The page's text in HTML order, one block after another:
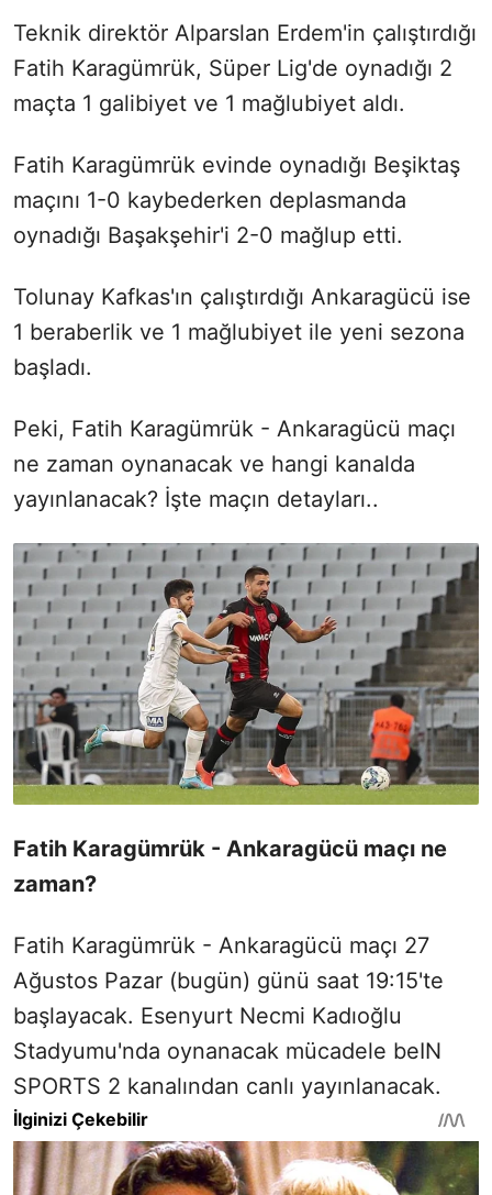
Teknik direktör Alparslan Erdem'in çalıştırdığı
Fatih Karagümrük, Süper Lig'de oynadığı 2
maçta 1 galibiyet ve 1 mağlubiyet aldı.
Fatih Karagümrük evinde oynadığı Beşiktaş
maçını 1-0 kaybederken deplasmanda
oynadığı Başakşehir'i 2-0 mağlup etti.
Tolunay Kafkas'ın çalıştırdığı Ankaragücü ise
1 beraberlik ve 1 mağlubiyet ile yeni sezona
başladı.
Peki, Fatih Karagümrük - Ankaragücü maçı
ne zaman oynanacak ve hangi kanalda
yayınlanacak? İşte maçın detayları..
Fatih Karagümrük - Ankaragücü maçı ne
zaman?
Fatih Karagümrük - Ankaragücü maçı 27
Ağustos Pazar (bugün) günü saat 19:15'te
başlayacak. Esenyurt Necmi Kadıoğlu
Stadyumu'nda oynanacak mücadele beIN
SPORTS 2 kanalından canlı yayınlanacak.